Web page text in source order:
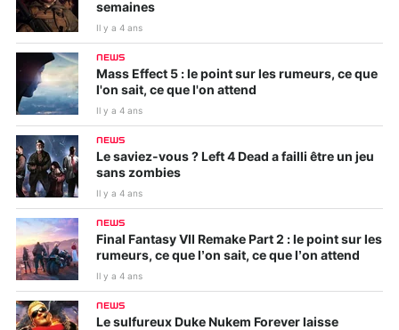
semaines
Il y a 4 ans
NEWS
Mass Effect 5 : le point sur les rumeurs, ce que
l'on sait, ce que l'on attend
Il y a 4 ans
NEWS
Le saviez-vous ? Left 4 Dead a failli être un jeu
sans zombies
Il y a 4 ans
NEWS
Final Fantasy VII Remake Part 2 : le point sur les
rumeurs, ce que l’on sait, ce que l’on attend
Il y a 4 ans
NEWS
Le sulfureux Duke Nukem Forever laisse